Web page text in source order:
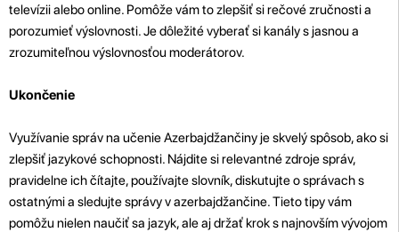
televízii alebo online. Pomôže vám to zlepšiť si rečové zručnosti a
porozumieť výslovnosti. Je dôležité vyberať si kanály s jasnou a
zrozumiteľnou výslovnosťou moderátorov.
Ukončenie
Využívanie správ na učenie Azerbajdžančiny je skvelý spôsob, ako si
zlepšiť jazykové schopnosti. Nájdite si relevantné zdroje správ,
pravidelne ich čítajte, používajte slovník, diskutujte o správach s
ostatnými a sledujte správy v azerbajdžančine. Tieto tipy vám
pomôžu nielen naučiť sa jazyk, ale aj držať krok s najnovším vývojom